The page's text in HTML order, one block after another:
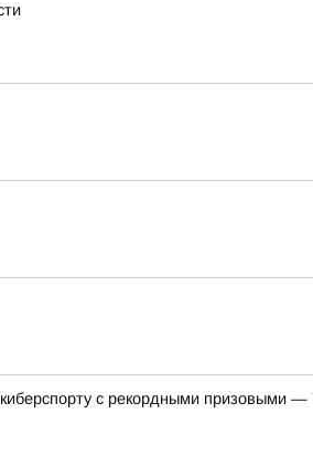
с рекордными призовыми